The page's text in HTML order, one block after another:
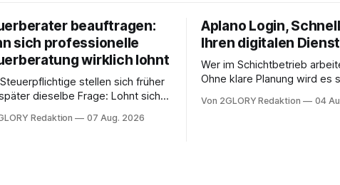
beauftragen:
sich professionelle
wirklich lohnt
stellen sich früher
dieselbe Frage: Lohnt sich
Steuererklärung auch in
Redaktion 07 Aug. 2026
Aplano Login,
Ihren digitalen
Wer im Schichtbetrieb
Ohne klare Planung wird es
zentraler Zugangspunkt, um
Von 2GLORY Redaktion 04